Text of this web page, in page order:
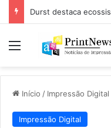
Menu
Início / Impressão Digital
Impressão Digital